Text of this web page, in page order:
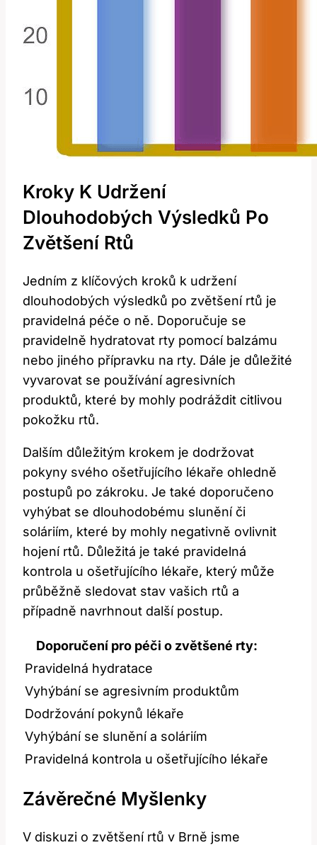
Kroky K Udržení
Dlouhodobých Výsledků ‌po
Zvětšení Rtů
Jedním z​ klíčových kroků k udržení
dlouhodobých výsledků po zvětšení rtů je
pravidelná péče o ně. Doporučuje se⁢
pravidelně hydratovat rty pomocí balzámu⁤
nebo jiného přípravku na rty. Dále je důležité
vyvarovat se používání agresivních
produktů, které by mohly ⁤podráždit citlivou
pokožku rtů.
Dalším důležitým ‍krokem je dodržovat
pokyny svého ošetřujícího lékaře ohledně ​
postupů po zákroku. Je také doporučeno
vyhýbat se dlouhodobému slunění⁢ či
soláriím, které by mohly negativně ovlivnit
hojení rtů. Důležitá ⁤je také pravidelná
kontrola‍ u ošetřujícího lékaře, který může
průběžně sledovat stav vašich rtů a
případně navrhnout další postup.
Doporučení⁤ pro péči o zvětšené rty:
Pravidelná hydratace
Vyhýbání se agresivním produktům
Dodržování pokynů lékaře
Vyhýbání se slunění a soláriím
Pravidelná kontrola u ošetřujícího lékaře
Závěrečné Myšlenky
V diskuzi ⁤o zvětšení ⁣rtů v Brně jsme​